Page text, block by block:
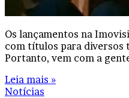
Os lançamentos na
com títulos para diversos
Portanto, vem com a
Leia mais »
Notícias